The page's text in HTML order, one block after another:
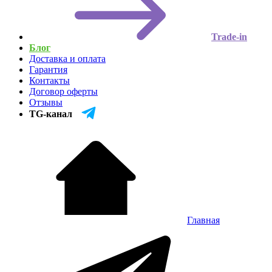
Trade-in
Блог
Доставка и оплата
Гарантия
Контакты
Договор оферты
Отзывы
TG-канал
Главная